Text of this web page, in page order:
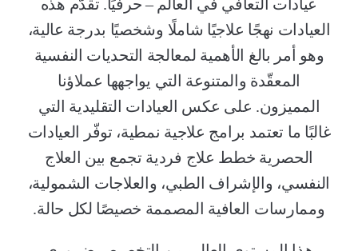
عيادات التعافي في العالم – حرفيًا. تقدّم هذه
العيادات نهجًا علاجيًا شاملًا وشخصيًا بدرجة عالية،
وهو أمر بالغ الأهمية لمعالجة التحديات النفسية
المعقّدة والمتنوعة التي يواجهها عملاؤنا
المميزون. على عكس العيادات التقليدية التي
غالبًا ما تعتمد برامج علاجية نمطية، توفّر العيادات
الحصرية خطط علاج فردية تجمع بين العلاج
النفسي، والإشراف الطبي، والعلاجات الشمولية،
وممارسات العافية المصممة خصيصًا لكل حالة.